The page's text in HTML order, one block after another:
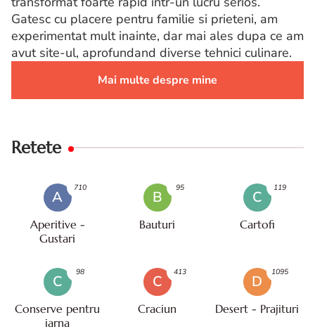
Gatesc cu placere pentru familie si prieteni, am
experimentat mult inainte, dar mai ales dupa ce am
avut site-ul, aprofundand diverse tehnici culinare.
Mai multe despre mine
Retete
A
Aperitive -
Gustari
710
B
Bauturi
95
C
Cartofi
119
C
Conserve pentru
iarna
98
C
Craciun
413
D
Desert - Prajituri
1095